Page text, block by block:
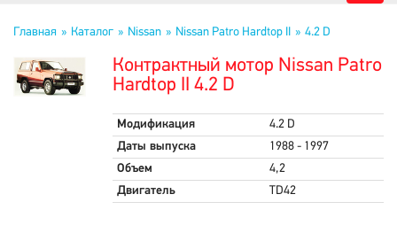
Главная Каталог Nissan Nissan Patro Hardtop II 4.2 D
Контрактный мотор Nissan Patro
Hardtop II 4.2 D
Модификация
4.2 D
Даты выпуска
1988 - 1997
Объем
4,2
Двигатель
TD42